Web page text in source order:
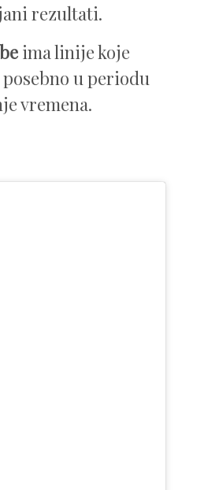
rezultati.
ima linije koje
u periodu
vremena.